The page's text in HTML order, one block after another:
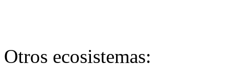
Otros ecosistemas: